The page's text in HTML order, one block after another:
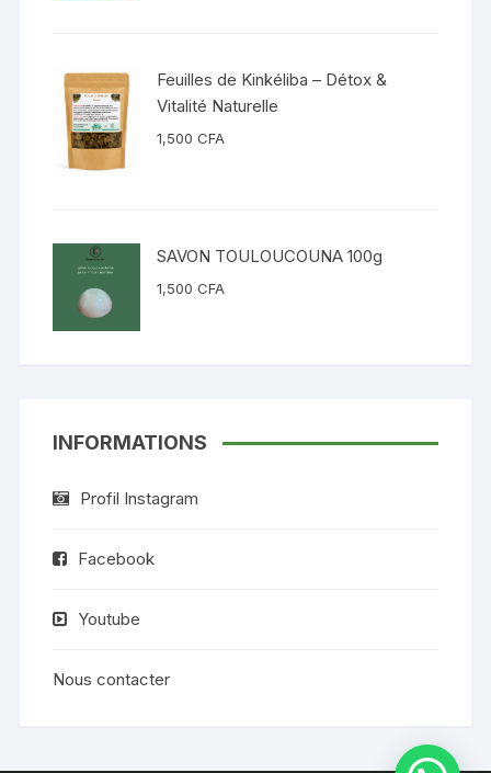
Feuilles de Kinkéliba – Détox &
Vitalité Naturelle
1,500CFA
SAVON TOULOUCOUNA 100g
1,500CFA
INFORMATIONS
Profil Instagram
Facebook
Youtube
Nous contacter